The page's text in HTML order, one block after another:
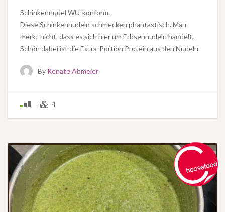
Schinkennudel WU-konform.
Diese Schinkennudeln schmecken phantastisch. Man
merkt nicht, dass es sich hier um Erbsennudeln handelt.
Schön dabei ist die Extra-Portion Protein aus den Nudeln.
By Renate Abmeier
4